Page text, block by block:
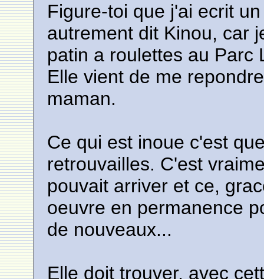
Figure-toi que j'ai ecrit
autrement dit Kinou, car
patin a roulettes au Parc
Elle vient de me
maman.
Ce qui est inoue c'est
retrouvailles. C'est
pouvait arriver et ce,
oeuvre en permanence
de nouveaux...
Elle doit trouver, avec